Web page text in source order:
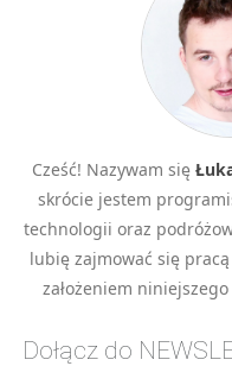
Cześć! Nazywam się
skrócie jestem
technologii oraz
lubię zajmować się
założeniem
Dołącz do